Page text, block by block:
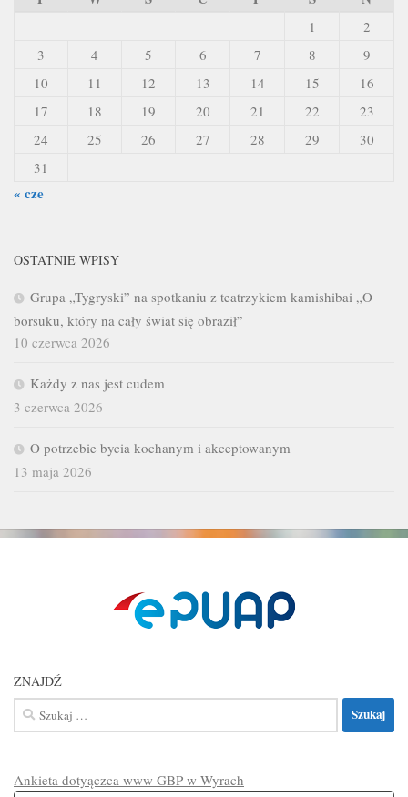
1
2
3
4 5 6 7 8
9
10
11 12 13 14 15
16
17
18 19 20 21 22
23
24
25 26 27 28 29
30
31
« cze
OSTATNIE WPISY
Grupa „Tygryski” na spotkaniu z teatrzykiem kamishibai „O
borsuku, który na cały świat się obraził”
10 czerwca 2026
Każdy z nas jest cudem
3 czerwca 2026
O potrzebie bycia kochanym i akceptowanym
13 maja 2026
ZNAJDŹ
Szukaj:
Ankieta dotyączca www GBP w Wyrach